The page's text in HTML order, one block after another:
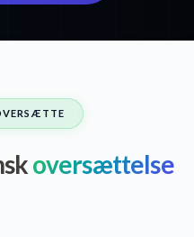
oversættelse